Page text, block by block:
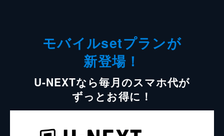
モバイルsetプランが
新登場！
U-NEXTなら毎月のスマホ代が
ずっとお得に！